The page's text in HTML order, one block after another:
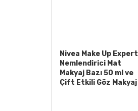
Nivea Make Up Expert
Nemlendirici Mat
Makyaj Bazı 50 ml ve
Çift Etkili Göz Makyaj